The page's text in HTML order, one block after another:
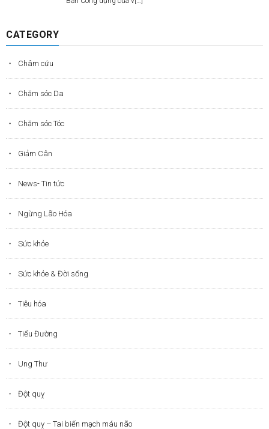
CATEGORY
Châm cứu
Chăm sóc Da
Chăm sóc Tóc
Giảm Cân
News- Tin tức
Ngừng Lão Hóa
Sức khỏe
Sức khỏe & Đời sống
Tiêu hóa
Tiểu Đường
Ung Thư
Đột quỵ
Đột quỵ – Tai biến mạch máu não